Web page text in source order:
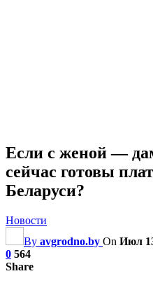
Если с женой —
сейчас готовы
Беларуси?
Новости
By avgrodno.by On Июл
0 564
Share